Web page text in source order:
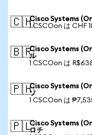
🇨🇭Cisco Systems
1 CSCOon は CHF
🇧🇷Cisco Systems
ル
1 CSCOon は
🇵🇭Cisco Systems
ソ
1 CSCOon は
🇵🇱Cisco Systems
ロチ